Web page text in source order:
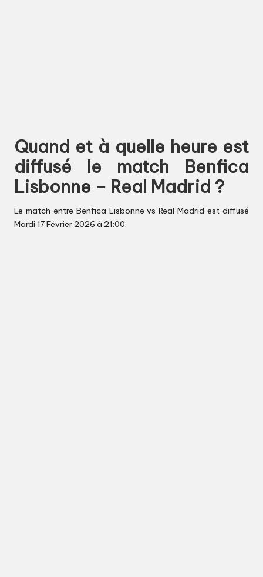
Quand et à quelle heure est
diffusé le match Benfica
Lisbonne – Real Madrid ?
Le match entre Benfica Lisbonne vs Real Madrid est diffusé
Mardi 17 Février 2026 à 21:00.